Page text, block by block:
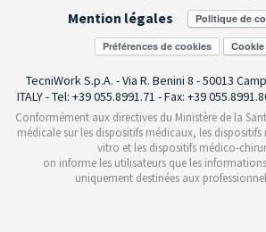
Mention légales
Préférences de cookies
TecniWork S.p.A. - Via R. Benini 8 - 50013
ITALY - Tel: +39 055.8991.71 - Fax: +39
Conformément aux directives du Ministère de la
médicale sur les dispositifs médicaux, les
vitro et les dispositifs médico-
on informe les utilisateurs que les
uniquement destinées aux